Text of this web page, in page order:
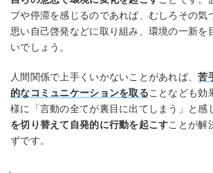
プや停滞を感じるのであれば、むしろその気
思い自己啓発などに取り組み、環境の一新を
いでしょう。
人間関係で上手くいかないことがあれば、苦
的なコミュニケーションを取ることなども効
様に「言動の全てが裏目に出てしまう」と感
を切り替えて自発的に行動を起こすことが解
ずです。